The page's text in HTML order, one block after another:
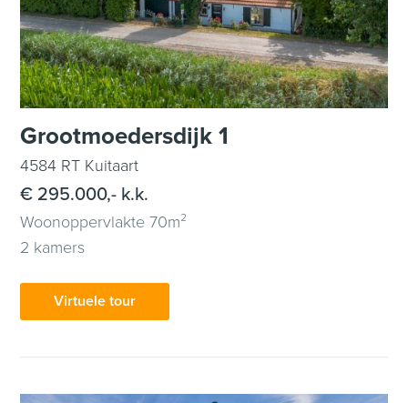
Grootmoedersdijk 1
4584 RT Kuitaart
€ 295.000,- k.k.
Woonoppervlakte 70m²
2 kamers
Virtuele tour